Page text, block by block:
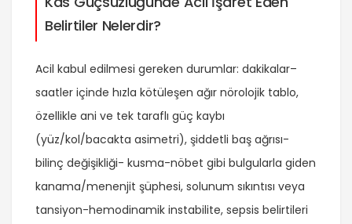
Belirtiler Nelerdir?
Acil kabul edilmesi gereken durumlar: dakikalar–
saatler içinde hızla kötüleşen ağır nörolojik tablo,
özellikle ani ve tek taraflı güç kaybı
(yüz/kol/bacakta asimetri), şiddetli baş ağrısı-
bilinç değişikliği- kusma-nöbet gibi bulgularla giden
kanama/menenjit şüphesi, solunum sıkıntısı veya
tansiyon-hemodinamik instabilite, sepsis belirtileri